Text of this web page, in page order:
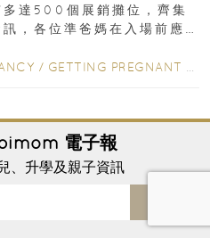
達500個展銷攤位，齊集
，各位準爸媽在入場前應
/ GETTING PREGNANT
電子報
、升學及親子資訊